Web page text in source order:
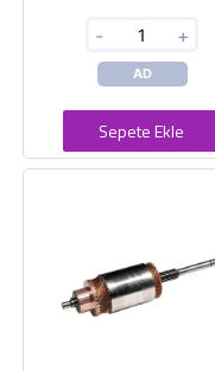
- +
AD
Sepete Ekle